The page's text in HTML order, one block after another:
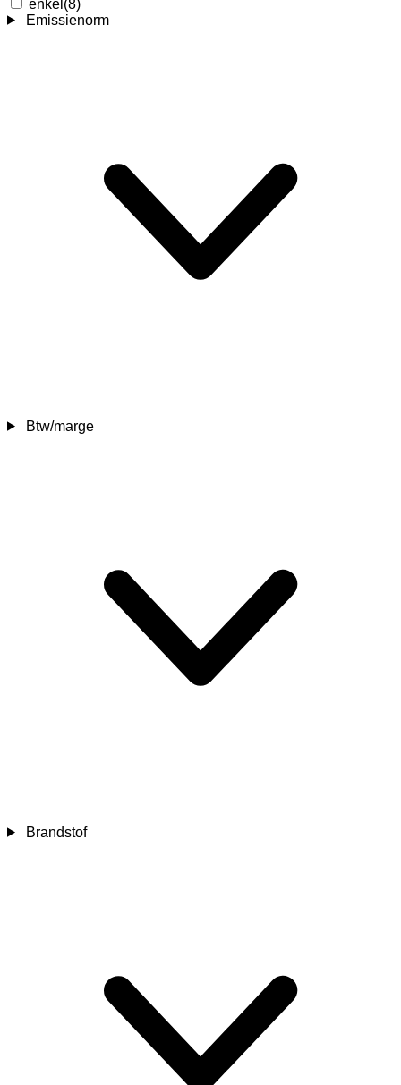
enkel (8)
Emissienorm
Btw/marge
Brandstof